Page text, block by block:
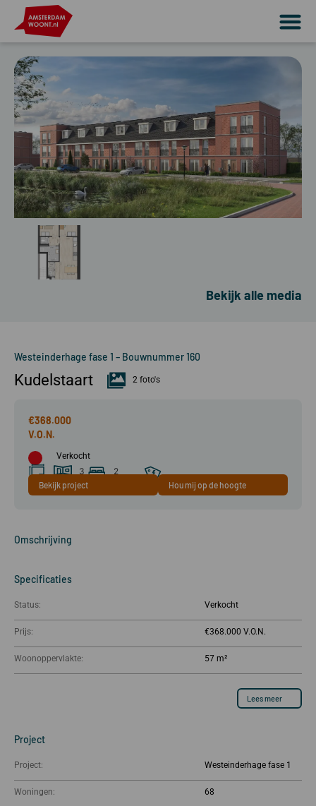
Bekijk alle media
Westeinderhage fase 1 – Bouwnummer 160
Kudelstaart 2 foto's
€368.000
Verkocht
57 m²
3
kamer(s)
2
Bekijk project Hou mij op de hoogte
Omschrijving
Specificaties
Status: Verkocht
Prijs: €368.000
Woonoppervlakte: 57 m²
Lees meer
Project
Project: Westeinderhage fase 1
Woningen: 68